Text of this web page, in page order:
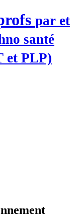
par et
santé
et PLP)